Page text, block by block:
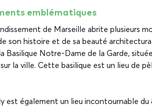
emblématiques
de Marseille abrite plusieurs
son histoire et de sa beauté
Basilique Notre-Dame de la Garde,
la ville. Cette basilique est un lieu de
est également un lieu incontournable du